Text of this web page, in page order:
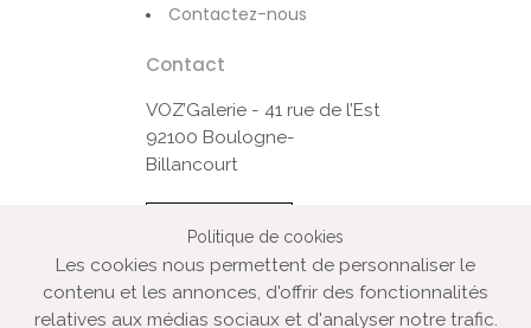
Contactez-nous
Contact
VOZ’Galerie - 41 rue de l’Est
92100 Boulogne-
Billancourt
Contactez-nous
© VOZ‘Galerie 2022
Politique de cookies
Les cookies nous permettent de personnaliser le
contenu et les annonces, d'offrir des fonctionnalités
relatives aux médias sociaux et d'analyser notre trafic.